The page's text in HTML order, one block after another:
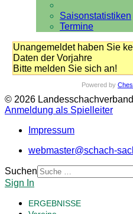
Saisonstatistiken
Termine
Unangemeldet haben Sie
Daten der Vorjahre
Bitte melden Sie sich an!
Powered by
© 2026
Anmeldung als Spielleiter
Impressum
webmaster@schach-
Suchen
Sign In
ERGEBNISSE